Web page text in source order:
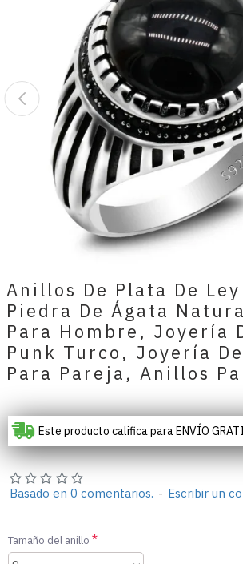
Anillos De Plata De Ley
Piedra De Ágata
Para Hombre, Joyería
Punk Turco, Joyería
Para Pareja, Anillos
Este producto califica para ENVÍO
Basado en 0 comentarios. - Escribir un
Tamaño del anillo